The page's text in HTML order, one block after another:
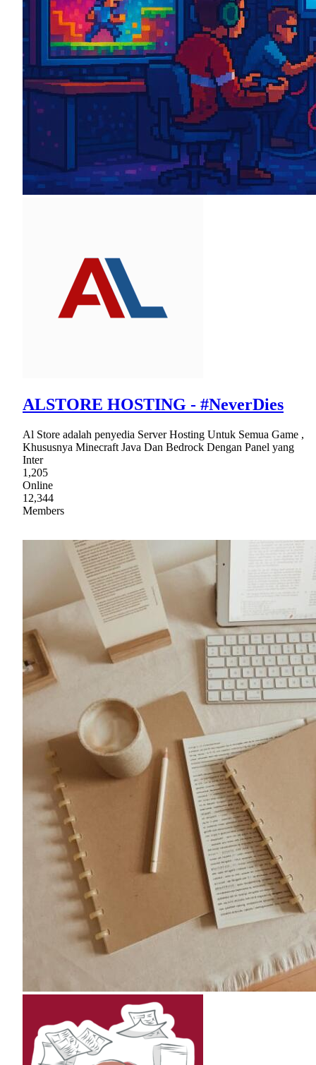
ALSTORE HOSTING - #NeverDies
Al Store adalah penyedia Server Hosting Untuk Semua Game ,
Khususnya Minecraft Java Dan Bedrock Dengan Panel yang
Inter
1,205
Online
12,344
Members